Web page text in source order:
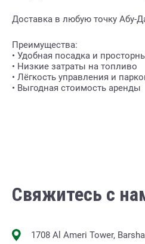
Доставка в любую точку Абу-
Преимущества:
• Удобная посадка и
• Низкие затраты на топливо
• Лёгкость управления и
• Выгодная стоимость аренды
Свяжитесь с
1708 Al Ameri Tower,